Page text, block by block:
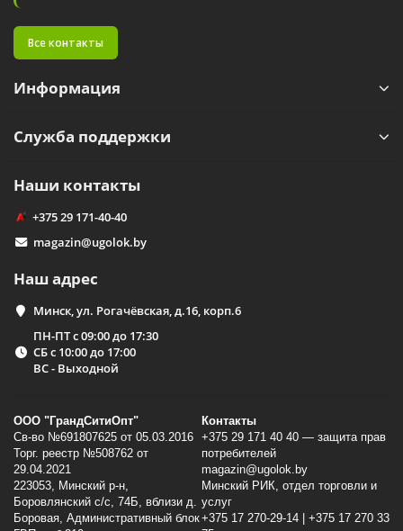
Все контакты
Информация
Служба поддержки
Наши контакты
+375 29 171-40-40
magazin@ugolok.by
Наш адрес
Минск, ул. Рогачёвская, д.16, корп.6
ПН-ПТ с 09:00 до 17:30
СБ с 10:00 до 17:00
ВС - Выходной
ООО "ГрандСитиОпт"
Св-во №691807625 от 05.03.2016
Торг. реестр №508762 от
29.04.2021
223053, Минский p-н,
Боровлянский с/с, 74Б, вблизи д.
Боровая, Административный блок
Контакты
+375 29 171 40 40 — защита прав
потребителей
magazin@ugolok.by
Минский РИК, отдел торговли и
услуг
+375 17 270-29-14 | +375 17 270 33